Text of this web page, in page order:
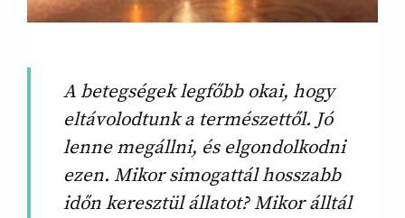
A betegségek legfőbb okai, hogy
eltávolodtunk a természettől. Jó
lenne megállni, és elgondolkodni
ezen. Mikor simogattál hosszabb
időn keresztül állatot? Mikor álltál